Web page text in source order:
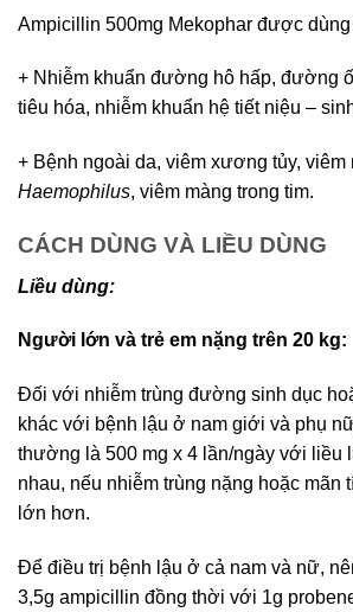
Ampicillin 500mg Mekophar được dùng
+ Nhiễm khuẩn đường hô hấp, đường
tiêu hóa, nhiễm khuẩn hệ tiết niệu –
+ Bệnh ngoài da, viêm xương tủy, viêm
Haemophilus, viêm màng trong tim.
CÁCH DÙNG VÀ LIỀU DÙNG
Liều dùng:
Người lớn và trẻ em nặng trên 20 kg:
Đối với nhiễm trùng đường sinh dục
khác với bệnh lậu ở nam giới và phụ
thường là 500 mg x 4 lần/ngày với liều
nhau, nếu nhiễm trùng nặng hoặc mãn
lớn hơn.
Để điều trị bệnh lậu ở cả nam và nữ,
3,5g ampicillin đồng thời với 1g